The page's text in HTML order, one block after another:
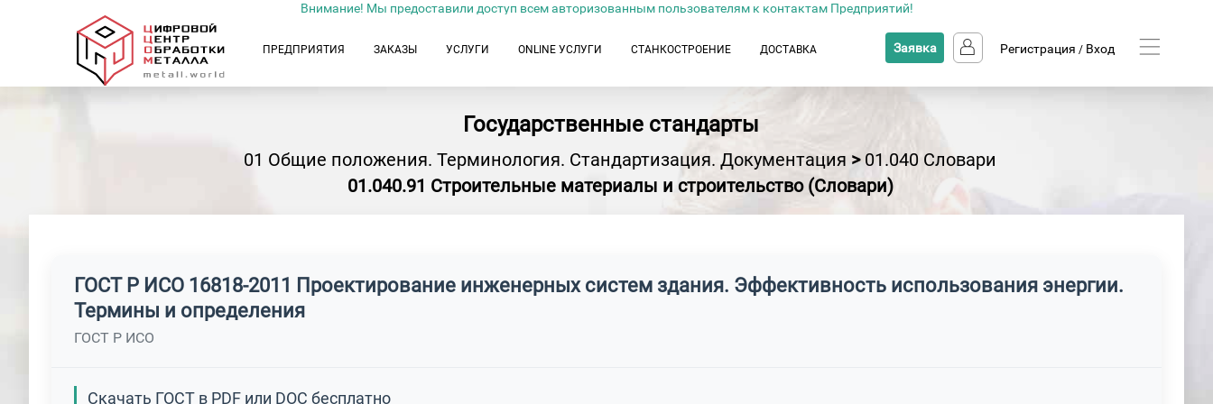
Внимание! Мы предоставили доступ всем авторизованным пользователям к контактам Предприятий!
ПРЕДПРИЯТИЯ ЗАКАЗЫ УСЛУГИ ONLINE УСЛУГИ СТАНКОСТРОЕНИЕ ДОСТАВКА Заявка Регистрация / Вход
Государственные стандарты
01 Общие положения. Терминология. Стандартизация. Документация > 01.040 Словари
01.040.91 Строительные материалы и строительство (Словари)
ГОСТ Р ИСО 16818-2011 Проектирование инженерных систем здания. Эффективность использования энергии.
Термины и определения
ГОСТ Р ИСО
Скачать ГОСТ в PDF или DOC бесплатно